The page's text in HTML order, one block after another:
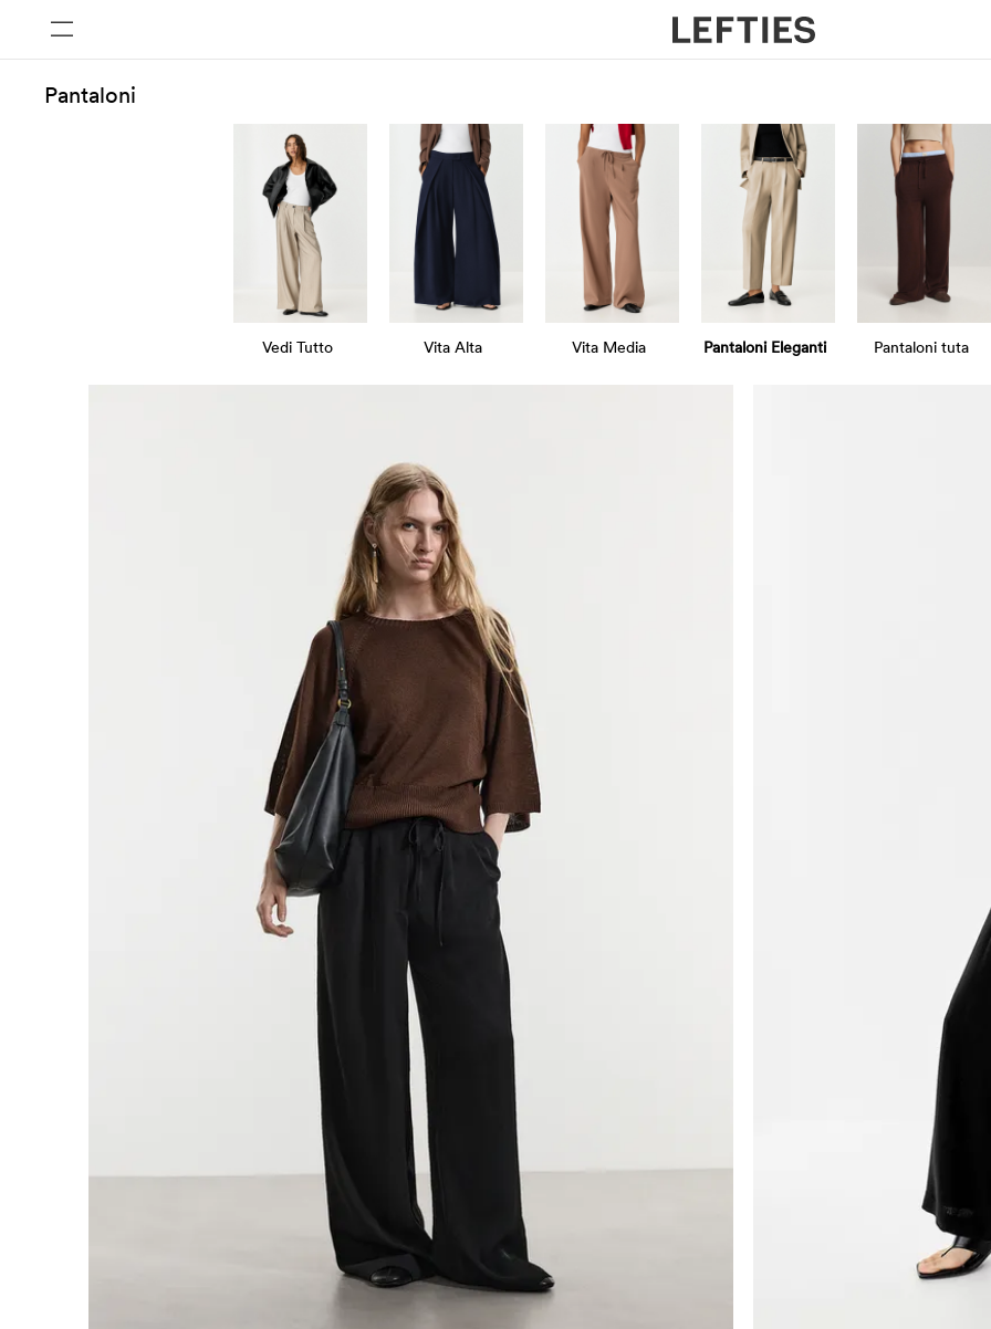
Pantaloni
Vedi Tutto Vita Alta Vita Media Pantaloni Eleganti Pantaloni tuta